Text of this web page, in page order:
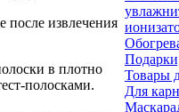
после извлечения
в плотно
полосками.
Товары
Для